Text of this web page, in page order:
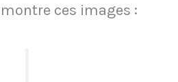
montre ces images :